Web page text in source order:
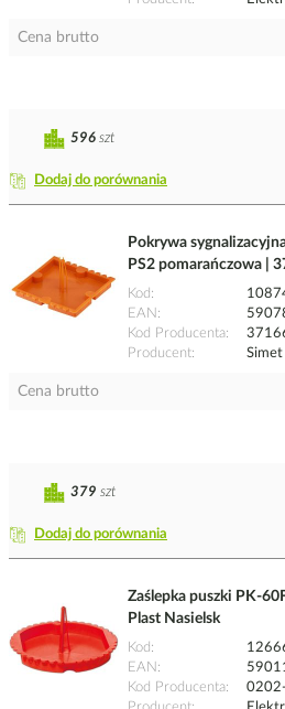
Cena brutto
Dodaj do porównania
596 szt
Pokrywa
PS2 pomarańczowa |
Kod
EAN
Kod Producenta
Producent
Simet
Cena brutto
Dodaj do porównania
379 szt
Zaślepka puszki PK-
Plast Nasielsk
Kod
EAN
Kod Producenta